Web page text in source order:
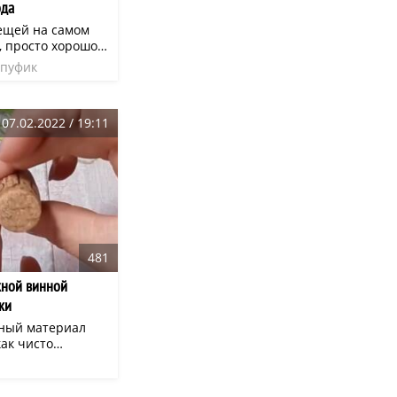
на самом
просто хорошо
часто
многие
или даже
что кто-то
вот такой
внутри
из хлама, а
пуфик
07.02.2022 / 19:11
481
винной
материал
чисто